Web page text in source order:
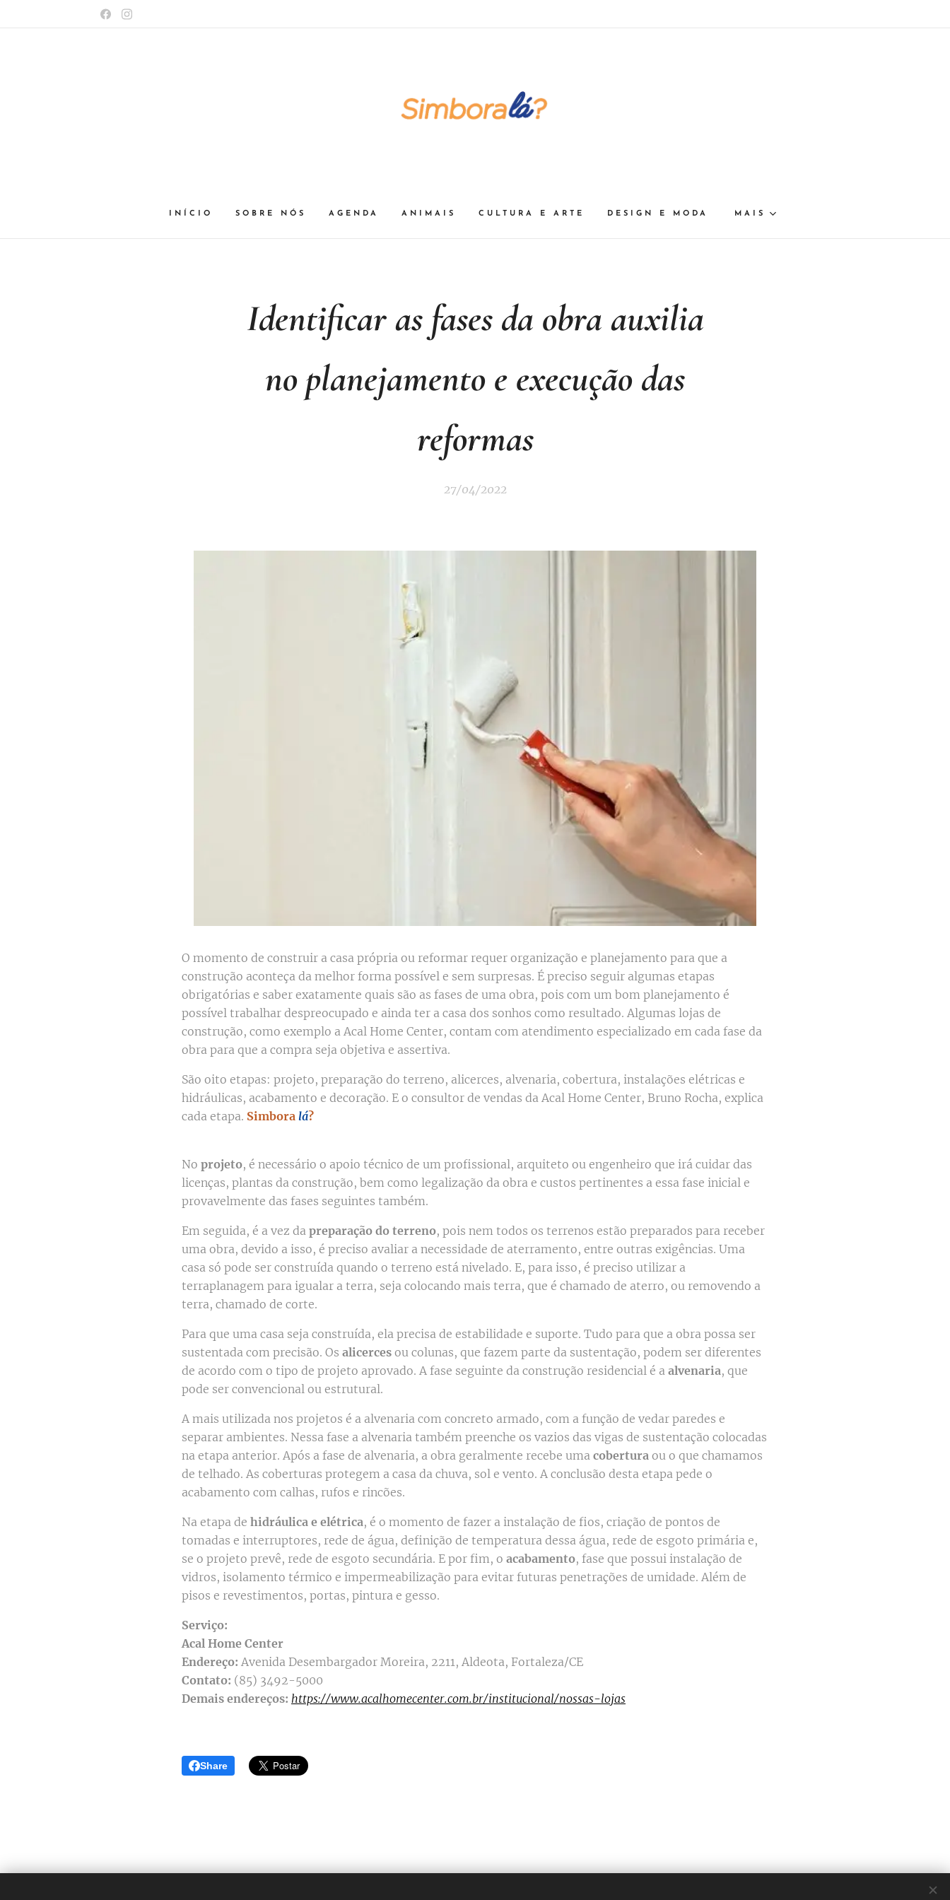
INÍCIO SOBRE NÓS AGENDA ANIMAIS CULTURA E ARTE DESIGN E MODA MAIS
Identificar as fases da obra auxilia
no planejamento e execução das
reformas
27/04/2022
O momento de construir a casa própria ou reformar requer organização e planejamento para que a
construção aconteça da melhor forma possível e sem surpresas. É preciso seguir algumas etapas
obrigatórias e saber exatamente quais são as fases de uma obra, pois com um bom planejamento é
possível trabalhar despreocupado e ainda ter a casa dos sonhos como resultado. Algumas lojas de
construção, como exemplo a Acal Home Center, contam com atendimento especializado em cada fase da
obra para que a compra seja objetiva e assertiva.
São oito etapas: projeto, preparação do terreno, alicerces, alvenaria, cobertura, instalações elétricas e
hidráulicas, acabamento e decoração. E o consultor de vendas da Acal Home Center, Bruno Rocha, explica
cada etapa. Simbora lá?
No projeto, é necessário o apoio técnico de um profissional, arquiteto ou engenheiro que irá cuidar das
licenças, plantas da construção, bem como legalização da obra e custos pertinentes a essa fase inicial e
provavelmente das fases seguintes também.
Em seguida, é a vez da preparação do terreno, pois nem todos os terrenos estão preparados para receber
uma obra, devido a isso, é preciso avaliar a necessidade de aterramento, entre outras exigências. Uma
casa só pode ser construída quando o terreno está nivelado. E, para isso, é preciso utilizar a
terraplanagem para igualar a terra, seja colocando mais terra, que é chamado de aterro, ou removendo a
terra, chamado de corte.
Para que uma casa seja construída, ela precisa de estabilidade e suporte. Tudo para que a obra possa ser
sustentada com precisão. Os alicerces ou colunas, que fazem parte da sustentação, podem ser diferentes
de acordo com o tipo de projeto aprovado. A fase seguinte da construção residencial é a alvenaria, que
pode ser convencional ou estrutural.
A mais utilizada nos projetos é a alvenaria com concreto armado, com a função de vedar paredes e
separar ambientes. Nessa fase a alvenaria também preenche os vazios das vigas de sustentação colocadas
na etapa anterior. Após a fase de alvenaria, a obra geralmente recebe uma cobertura ou o que chamamos
de telhado. As coberturas protegem a casa da chuva, sol e vento. A conclusão desta etapa pede o
acabamento com calhas, rufos e rincões.
Na etapa de hidráulica e elétrica, é o momento de fazer a instalação de fios, criação de pontos de
tomadas e interruptores, rede de água, definição de temperatura dessa água, rede de esgoto primária e,
se o projeto prevê, rede de esgoto secundária. E por fim, o acabamento, fase que possui instalação de
vidros, isolamento térmico e impermeabilização para evitar futuras penetrações de umidade. Além de
pisos e revestimentos, portas, pintura e gesso.
Serviço:
Acal Home Center
Endereço: Avenida Desembargador Moreira, 2211, Aldeota, Fortaleza/CE
Contato: (85) 3492-5000
Demais endereços: https://www.acalhomecenter.com.br/institucional/nossas-lojas
Share